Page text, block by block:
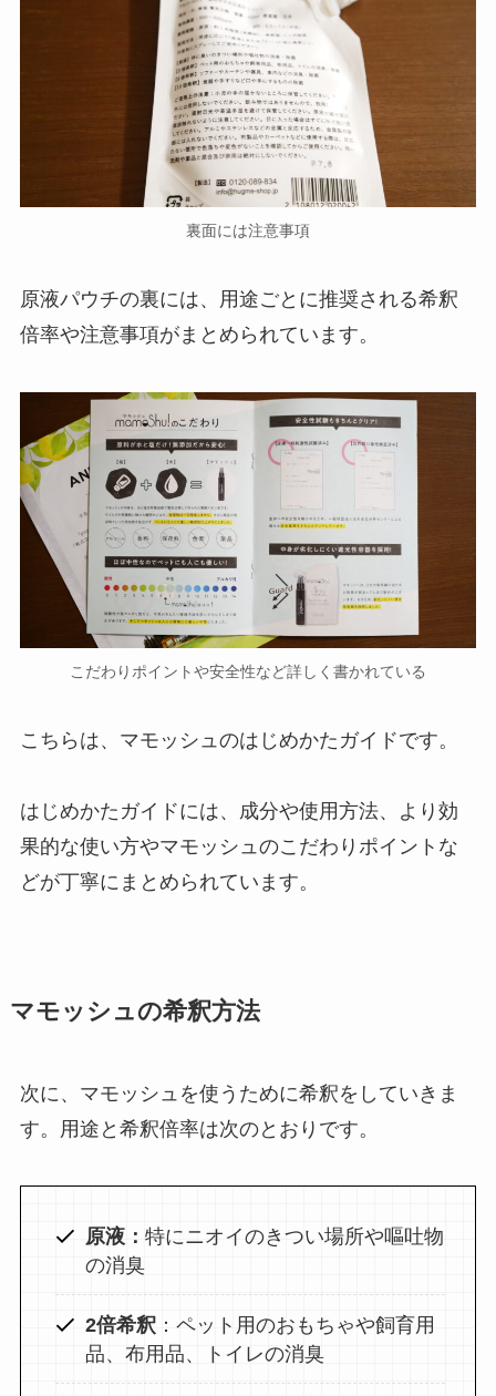
裏面には注意事項
原液パウチの裏には、用途ごとに推奨される希釈
倍率や注意事項がまとめられています。
こだわりポイントや安全性など詳しく書かれている
こちらは、マモッシュのはじめかたガイドです。
はじめかたガイドには、成分や使用方法、より効
果的な使い方やマモッシュのこだわりポイントな
どが丁寧にまとめられています。
マモッシュの希釈方法
次に、マモッシュを使うために希釈をしていきま
す。用途と希釈倍率は次のとおりです。
原液：特にニオイのきつい場所や嘔吐物
の消臭
2倍希釈 ：ペット用のおもちゃや飼育用
品、布用品、トイレの消臭